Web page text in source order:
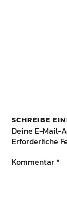
SCHREIBE
Deine E-Mail-
Erforderliche
Kommentar *